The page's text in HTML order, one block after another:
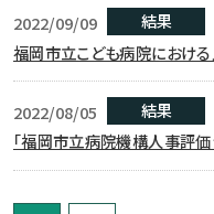
2022/09/09
結果
福岡市立こども病院におけ
札結果について
2022/08/05
結果
「福岡市立病院機構人事評
査結果について